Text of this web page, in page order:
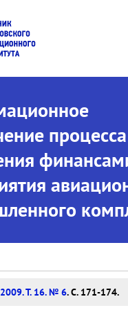
процесса
2009. Т. 16. № 6. С. 171-174.